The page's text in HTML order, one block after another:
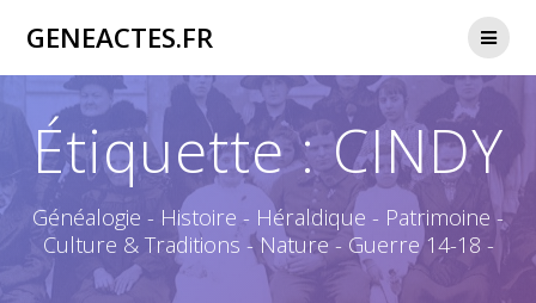
GENEACTES.FR
Étiquette :CINDY
Généalogie - Histoire - Héraldique - Patrimoine -
Culture & Traditions - Nature - Guerre 14-18 -